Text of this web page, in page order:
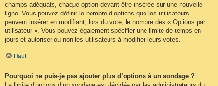
champs adéquats, chaque option devant être insérée sur une nouvelle
ligne. Vous pouvez définir le nombre d’options que les utilisateurs
peuvent insérer en modifiant, lors du vote, le nombre des « Options par
utilisateur ». Vous pouvez également spécifier une limite de temps en
jours et autoriser ou non les utilisateurs à modifier leurs votes.
Haut
Pourquoi ne puis-je pas ajouter plus d’options à un sondage ?